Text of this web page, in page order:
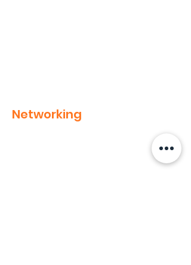
Networking